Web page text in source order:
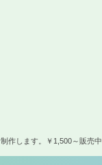
作します。￥1,500～販売